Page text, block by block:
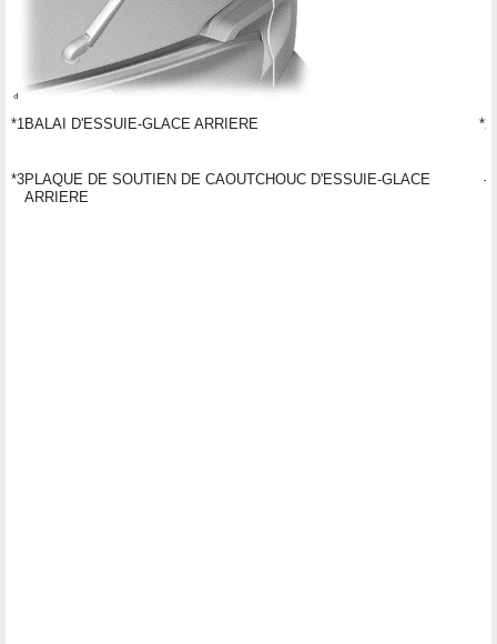
*1 BALAI D'ESSUIE-GLACE ARRIERE *2
*3PLAQUE DE SOUTIEN DE CAOUTCHOUC D'ESSUIE-GLACE
ARRIERE
-